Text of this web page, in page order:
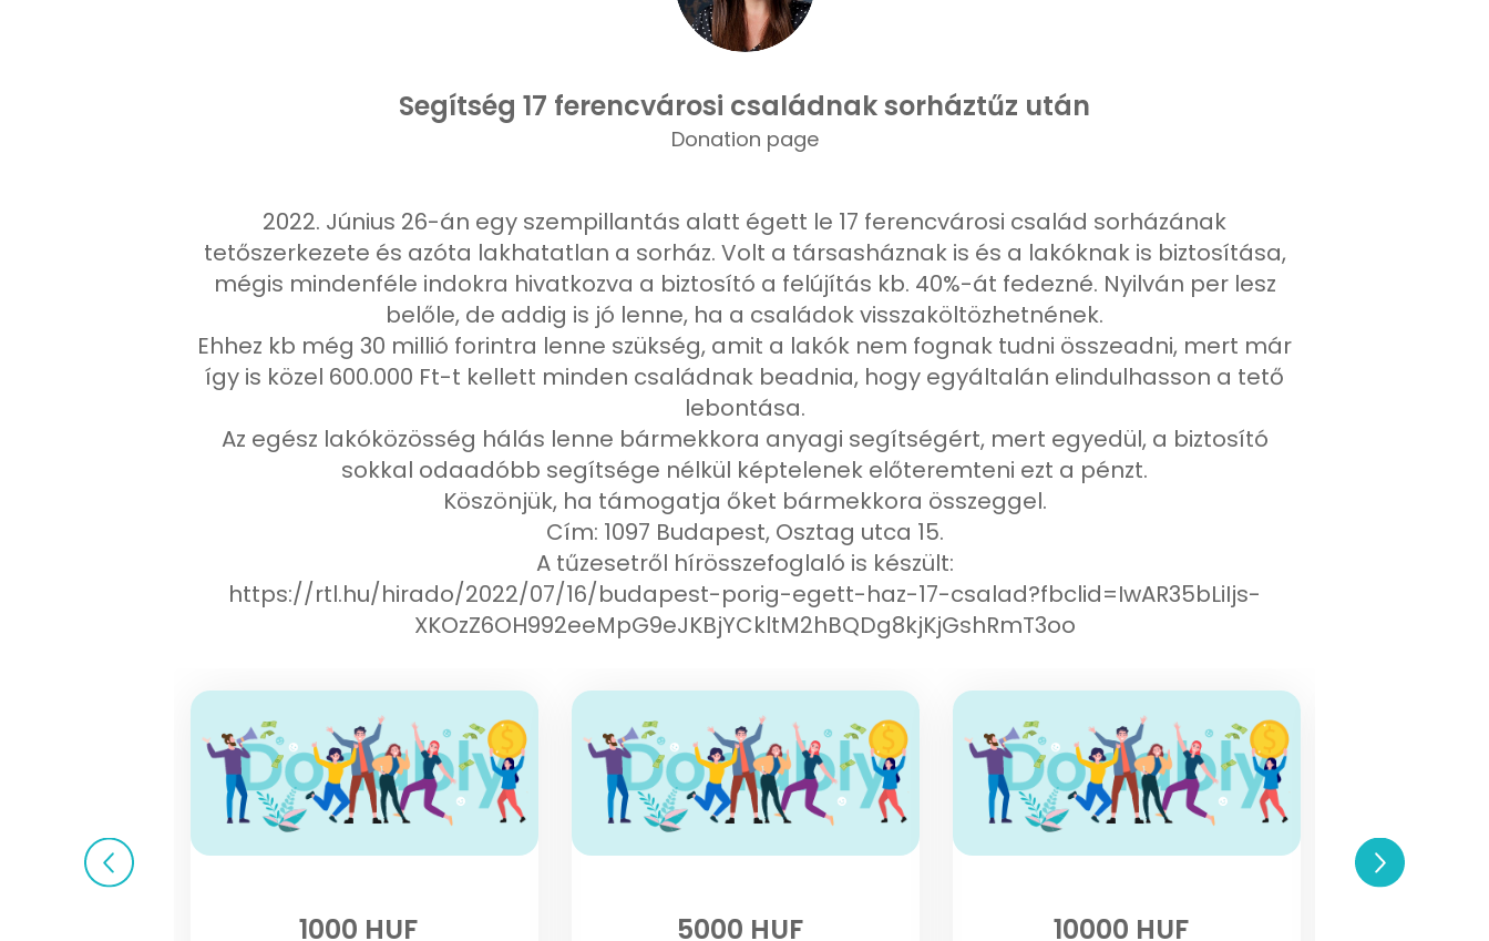
Segítség 17 ferencvárosi családnak sorháztűz után
Donation page
2022. Június 26-án egy szempillantás alatt égett le 17 ferencvárosi család sorházának
tetőszerkezete és azóta lakhatatlan a sorház. Volt a társasháznak is és a lakóknak is biztosítása,
mégis mindenféle indokra hivatkozva a biztosító a felújítás kb. 40%-át fedezné. Nyilván per lesz
belőle, de addig is jó lenne, ha a családok visszaköltözhetnének.
Ehhez kb még 30 millió forintra lenne szükség, amit a lakók nem fognak tudni összeadni, mert már
így is közel 600.000 Ft-t kellett minden családnak beadnia, hogy egyáltalán elindulhasson a tető
lebontása.
Az egész lakóközösség hálás lenne bármekkora anyagi segítségért, mert egyedül, a biztosító
sokkal odaadóbb segítsége nélkül képtelenek előteremteni ezt a pénzt.
Köszönjük, ha támogatja őket bármekkora összeggel.
Cím: 1097 Budapest, Osztag utca 15.
A tűzesetről hírösszefoglaló is készült:
https://rtl.hu/hirado/2022/07/16/budapest-porig-egett-haz-17-csalad?fbclid=IwAR35bLiIjs-
XKOzZ6OH992eeMpG9eJKBjYCkltM2hBQDg8kjKjGshRmT3oo
1000 HUF 5000 HUF 10000 HUF